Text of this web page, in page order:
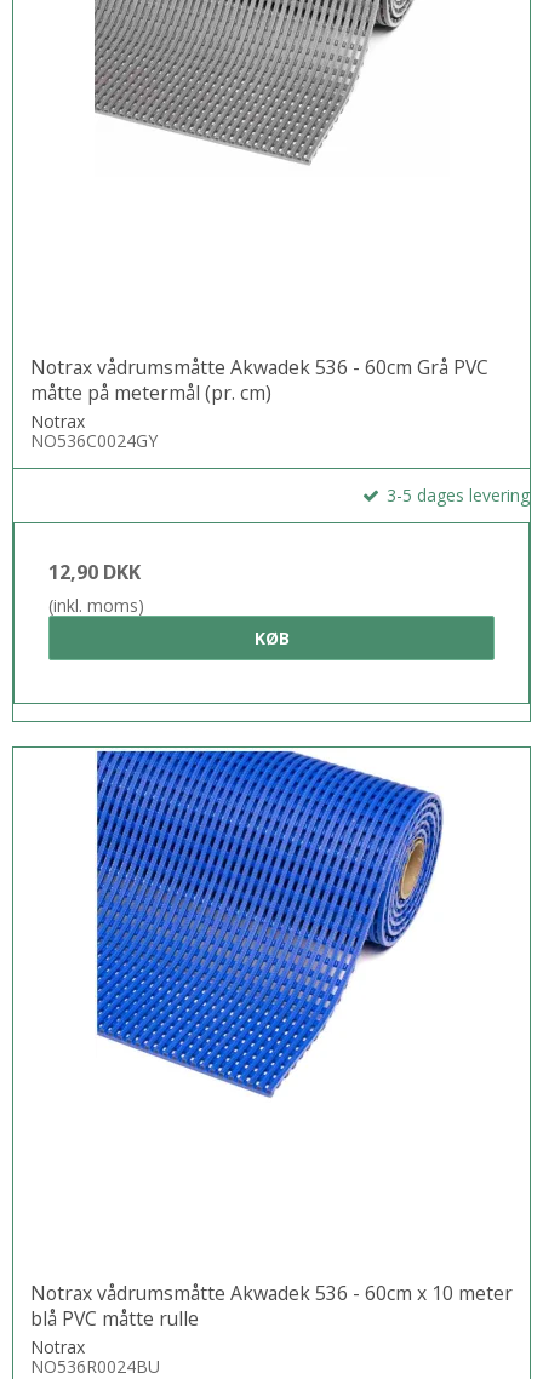
Notrax vådrumsmåtte Akwadek 536 - 60cm Grå PVC
måtte på metermål (pr. cm)
Notrax
NO536C0024GY
3-5 dages levering
12,90 DKK
(inkl. moms)
KØB
Notrax vådrumsmåtte Akwadek 536 - 60cm x 10 meter
blå PVC måtte rulle
Notrax
NO536R0024BU